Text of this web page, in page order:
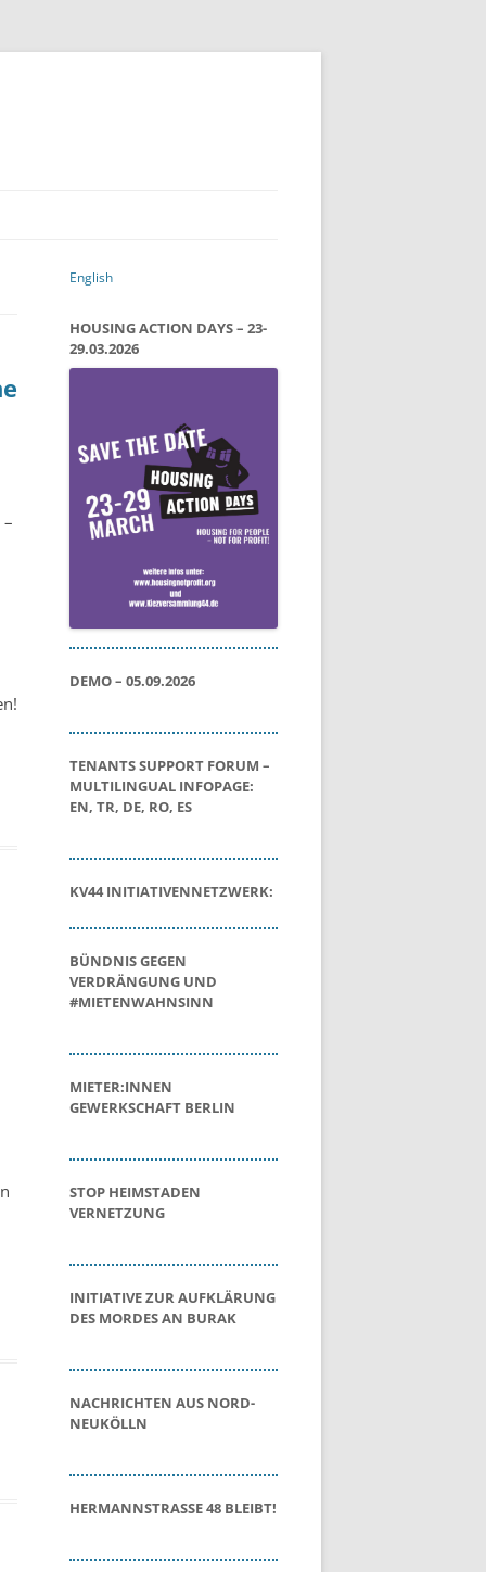
English
HOUSING ACTION DAYS – 23-
29.03.2026
DEMO – 05.09.2026
TENANTS SUPPORT FORUM –
MULTILINGUAL INFOPAGE:
EN, TR, DE, RO, ES
KV44 INITIATIVENNETZWERK:
BÜNDNIS GEGEN
VERDRÄNGUNG UND
#MIETENWAHNSINN
MIETER:INNEN
GEWERKSCHAFT BERLIN
STOP HEIMSTADEN
VERNETZUNG
INITIATIVE ZUR AUFKLÄRUNG
DES MORDES AN BURAK
NACHRICHTEN AUS NORD-
NEUKÖLLN
HERMANNSTRASSE 48 BLEIBT!